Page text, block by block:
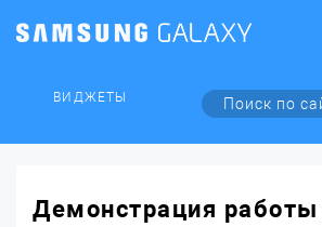
ВИДЖЕТЫ
Демонстрация работы